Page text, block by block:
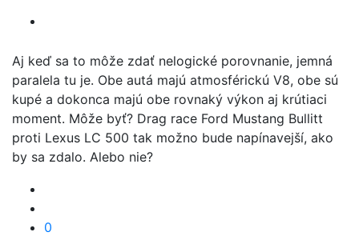
Aj keď sa to môže zdať nelogické porovnanie, jemná
paralela tu je. Obe autá majú atmosférickú V8, obe sú
kupé a dokonca majú obe rovnaký výkon aj krútiaci
moment. Môže byť? Drag race Ford Mustang Bullitt
proti Lexus LC 500 tak možno bude napínavejší, ako
by sa zdalo. Alebo nie?
0